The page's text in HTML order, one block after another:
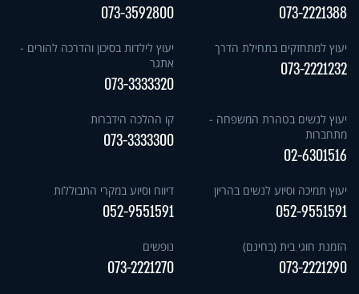
073-2221388
073-3592800
יעוץ למתחזקים בתחילת הדרך
073-2221232
יעוץ לילדות בסיכון והדרכה להורים -
אתגר
073-3333320
יעוץ לנשים בטהרת המשפחה -
מתחברות
02-6301516
קו ההלכה הידברות
073-3333300
יעוץ תמיכה וסיוע לנשים בהריון
052-9551591
דיווח וסיוע במקרי התבוללות
052-9551591
הזמנת חוגי בית (בחינם)
073-2221290
נופשים
073-2221270